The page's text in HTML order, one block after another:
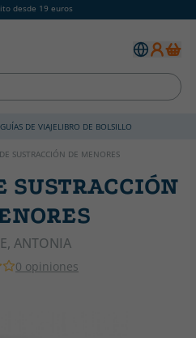
desde 19 euros
GUÍAS DE VIAJELIBRO DE BOLSILLO
SUSTRACCIÓN DE MENORES
SUSTRACCIÓN
ANTONIA
0 opiniones